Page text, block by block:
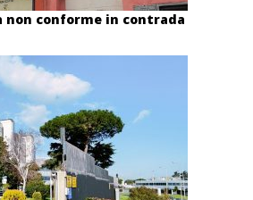
non conforme in contrada